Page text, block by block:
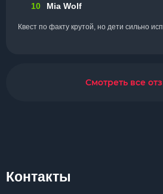
10 Mia Wolf
Квест по факту крутой, но дети сильно
Смотреть все
Контакты